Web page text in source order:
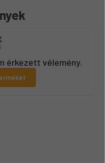
érkezett vélemény.